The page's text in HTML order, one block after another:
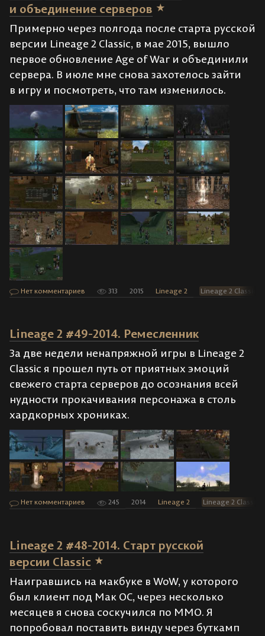
и объединение серверов
Примерно через полгода после старта русской
версии Lineage 2 Classic, в мае 2015, вышло
первое обновление Age of War и объединили
сервера. В июле мне снова захотелось зайти
в игру и посмотреть, что там изменилось.
Нет комментариев 313 2015 Lineage 2 Lineage 2 Classic
Lineage 2 #49-2014. Ремесленник
За две недели ненапряжной игры в Lineage 2
Classic я прошел путь от приятных эмоций
свежего старта серверов до осознания всей
нудности прокачивания персонажа в столь
хардкорных хрониках.
Нет комментариев 245 2014 Lineage 2 Lineage 2 Classic
Lineage 2 #48-2014. Старт русской
версии Classic
Наигравшись на макбуке в WoW, у которого
был клиент под Мак ОС, через несколько
месяцев я снова соскучился по ММО. Я
попробовал поставить винду через буткамп